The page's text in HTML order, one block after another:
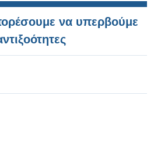
να υπερβούμε